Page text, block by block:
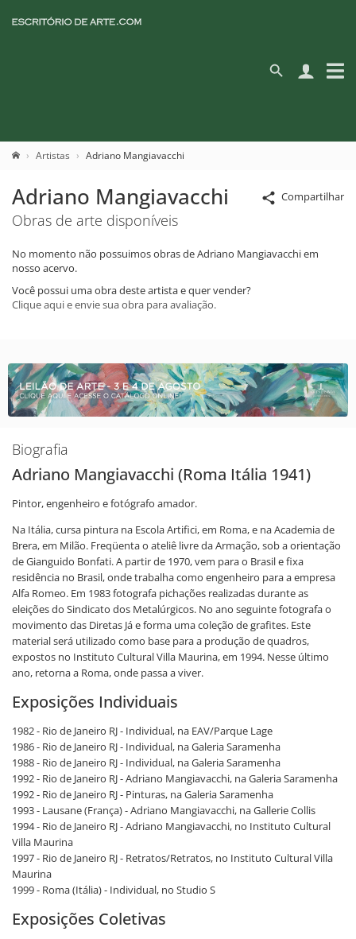
Artistas Adriano Mangiavacchi
Compartilhar
Adriano Mangiavacchi
Obras de arte disponíveis
No momento não possuimos obras de Adriano Mangiavacchi em
nosso acervo.
Você possui uma obra deste artista e quer vender?
Clique aqui e envie sua obra para avaliação.
Biografia
Adriano Mangiavacchi (Roma Itália 1941)
Pintor, engenheiro e fotógrafo amador.
Na Itália, cursa pintura na Escola Artifici, em Roma, e na Academia de
Brera, em Milão. Freqüenta o ateliê livre da Armação, sob a orientação
de Gianguido Bonfati. A partir de 1970, vem para o Brasil e fixa
residência no Brasil, onde trabalha como engenheiro para a empresa
Alfa Romeo. Em 1983 fotografa pichações realizadas durante as
eleições do Sindicato dos Metalúrgicos. No ano seguinte fotografa o
movimento das Diretas Já e forma uma coleção de grafites. Este
material será utilizado como base para a produção de quadros,
expostos no Instituto Cultural Villa Maurina, em 1994. Nesse último
ano, retorna a Roma, onde passa a viver.
Exposições Individuais
1982 - Rio de Janeiro RJ - Individual, na EAV/Parque Lage
1986 - Rio de Janeiro RJ - Individual, na Galeria Saramenha
1988 - Rio de Janeiro RJ - Individual, na Galeria Saramenha
1992 - Rio de Janeiro RJ - Adriano Mangiavacchi, na Galeria Saramenha
1992 - Rio de Janeiro RJ - Pinturas, na Galeria Saramenha
1993 - Lausane (França) - Adriano Mangiavacchi, na Gallerie Collis
1994 - Rio de Janeiro RJ - Adriano Mangiavacchi, no Instituto Cultural
Villa Maurina
1997 - Rio de Janeiro RJ - Retratos/Retratos, no Instituto Cultural Villa
Maurina
1999 - Roma (Itália) - Individual, no Studio S
Exposições Coletivas